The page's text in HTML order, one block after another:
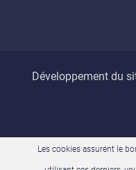
Développement du
Les cookies assurent le